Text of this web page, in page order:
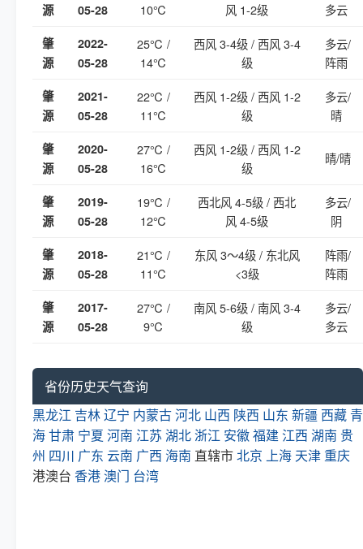
源
05-28
10℃
风 1-2级
多云
肇
源
2022-
05-28
25℃ /
14℃
西风 3-4级 / 西风 3-4
级
多云/
阵雨
肇
源
2021-
05-28
22℃ /
11℃
西风 1-2级 / 西风 1-2
级
多云/
晴
肇
源
2020-
05-28
27℃ /
16℃
西风 1-2级 / 西风 1-2
级
晴/晴
肇
源
2019-
05-28
19℃ /
12℃
西北风 4-5级 / 西北
风 4-5级
多云/
阴
肇
源
2018-
05-28
21℃ /
11℃
东风 3～4级 / 东北风
<3级
阵雨/
阵雨
肇
源
2017-
05-28
27℃ /
9℃
南风 5-6级 / 南风 3-4
级
多云/
多云
省份历史天气查询
黑龙江 吉林辽宁 内蒙古河北 山西 陕西 山东 新疆 西藏 青
海甘肃 宁夏 河南 江苏 湖北 浙江 安徽福建 江西 湖南 贵
州 四川 广东 云南 广西 海南 直辖市北京 上海 天津 重庆
港澳台 香港澳门 台湾